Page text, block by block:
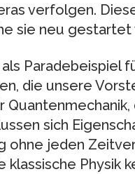
verfolgen.
sie neu gestartet
Paradebeispiel
die unsere
sich
jeden
Physik